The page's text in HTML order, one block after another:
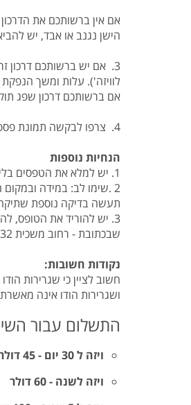
אם אין ברשותכם את
הישן נגנב או אבד, יש
3. אם יש ברשותכם דרכון
לוויזה'). עלות ומשך
אם ברשותכם דרכון שפג
4. צרפו לבקשה תמונת פספורט/ צילום סלפי על רקע לבן.
הנחיות נוספות
1. יש למלא את הטפסים בלינק הבא בצורה מלאה באנגלית בלבד!
2 .שימו לב: במידה
תעשה בדיקה נוספת
שבכתובת - רחוב משכית 32 א.ת הרצליה פיתוח.
נקודות חשובות:
חשוב לציין כי שגרירות
ושגרירות הודו אינה
התשלום עבור
ויזה ל 30 יום - 45 דולר
ויזה לשנה - 60 דולר